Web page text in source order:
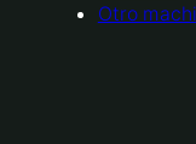
Otro